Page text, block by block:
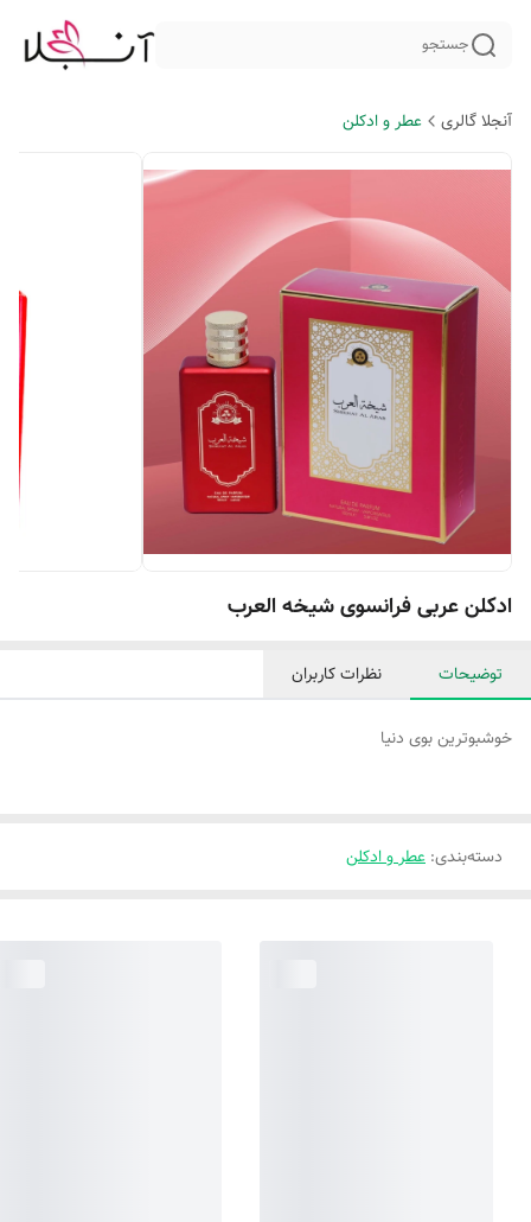
جستجو
آنجلا گالری عطر و ادکلن
ادکلن عربی فرانسوی شیخه العرب
توضیحات نظرات کاربران
خوشبوترین بوی دنیا
دسته‌بندی: عطر و ادکلن